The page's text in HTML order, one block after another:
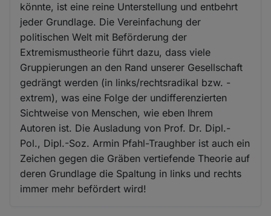
könnte, ist eine reine Unterstellung und entbehrt
jeder Grundlage. Die Vereinfachung der
politischen Welt mit Beförderung der
Extremismustheorie führt dazu, dass viele
Gruppierungen an den Rand unserer Gesellschaft
gedrängt werden (in links/rechtsradikal bzw. -
extrem), was eine Folge der undifferenzierten
Sichtweise von Menschen, wie eben Ihrem
Autoren ist. Die Ausladung von Prof. Dr. Dipl.-
Pol., Dipl.-Soz. Armin Pfahl-Traughber ist auch ein
Zeichen gegen die Gräben vertiefende Theorie auf
deren Grundlage die Spaltung in links und rechts
immer mehr befördert wird!